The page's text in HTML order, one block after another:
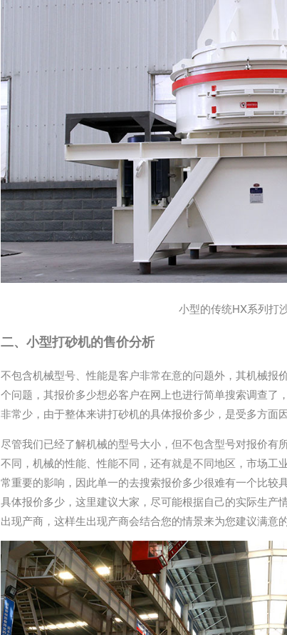
小型的传统HX系列打
二、小型打砂机的售价分析
不包含机械型号、性能是客户非常在意的问题外，其机械报
个问题，其报价多少想必客户在网上也进行简单搜索调查了
非常少，由于整体来讲打砂机的具体报价多少，是受多方面因
尽管我们已经了解机械的型号大小，但不包含型号对报价有
不同，机械的性能、性能不同，还有就是不同地区，市场工
常重要的影响，因此单一的去搜索报价多少很难有一个比较
具体报价多少，这里建议大家，尽可能根据自己的实际生产
出现产商，这样生出现产商会结合您的情景来为您建议满意